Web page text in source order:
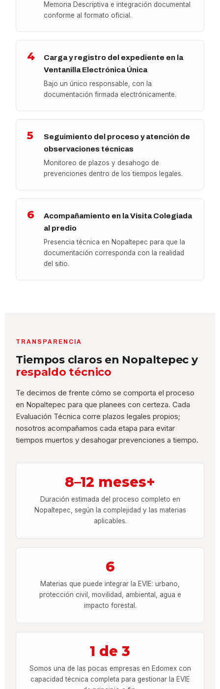
Memoria Descriptiva e integración documental
conforme al formato oficial.
4
Carga y registro del expediente en la
Ventanilla Electrónica Única
Bajo un único responsable, con la
documentación firmada electrónicamente.
5
Seguimiento del proceso y atención de
observaciones técnicas
Monitoreo de plazos y desahogo de
prevenciones dentro de los tiempos legales.
6
Acompañamiento en la Visita Colegiada
al predio
Presencia técnica en Nopaltepec para que la
documentación corresponda con la realidad
del sitio.
TRANSPARENCIA
Tiempos claros en Nopaltepec y
respaldo técnico
Te decimos de frente cómo se comporta el proceso
en Nopaltepec para que planees con certeza. Cada
Evaluación Técnica corre plazos legales propios;
nosotros acompañamos cada etapa para evitar
tiempos muertos y desahogar prevenciones a tiempo.
8–12 meses+
Duración estimada del proceso completo en
Nopaltepec, según la complejidad y las materias
aplicables.
6
Materias que puede integrar la EVIE: urbano,
protección civil, movilidad, ambiental, agua e
impacto forestal.
1 de 3
Somos una de las pocas empresas en Edomex con
capacidad técnica completa para gestionar la EVIE